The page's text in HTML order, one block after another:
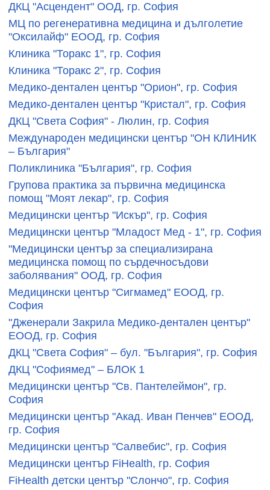
ДКЦ "Асцендент" ООД, гр. София
МЦ по регенеративна медицина и дълголетие
"Оксилайф" ЕООД, гр. София
Клиника "Торакс 1", гр. София
Клиника "Торакс 2", гр. София
Медико-дентален център "Орион", гр. София
Медико-дентален център "Кристал", гр. София
ДКЦ "Света София" - Люлин, гр. София
Международен медицински център "ОН КЛИНИК
– България"
Поликлиника "България", гр. София
Групова практика за първична медицинска
помощ "Моят лекар", гр. София
Медицински център "Искър", гр. София
Медицински център "Младост Мед - 1", гр. София
"Медицински център за специализирана
медицинска помощ по сърдечносъдови
заболявания" ООД, гр. София
Медицински център "Сигмамед" ЕООД, гр.
София
"Дженерали Закрила Медико-дентален център"
ЕООД, гр. София
ДКЦ "Света София" – бул. "България", гр. София
ДКЦ "Софиямед" – БЛОК 1
Медицински център "Св. Пантелеймон", гр.
София
Медицински център "Акад. Иван Пенчев" ЕООД,
гр. София
Медицински център "Салвебис", гр. София
Медицински център FiHealth, гр. София
FiHealth детски център "Слончо", гр. София